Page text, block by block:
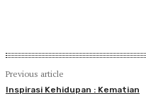
Previous article
Inspirasi Kehidupan : Kematian